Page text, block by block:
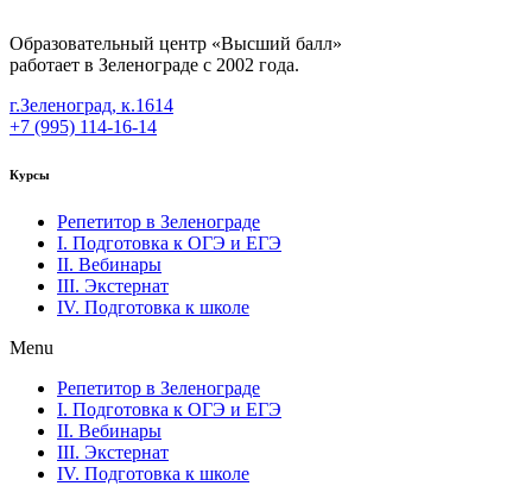
Образовательный центр «Высший балл»
работает в Зеленограде с 2002 года.
г.Зеленоград, к.1614
+7 (995) 114-16-14
Курсы
Репетитор в Зеленограде
I. Подготовка к ОГЭ и ЕГЭ
II. Вебинары
III. Экстернат
IV. Подготовка к школе
Menu
Репетитор в Зеленограде
I. Подготовка к ОГЭ и ЕГЭ
II. Вебинары
III. Экстернат
IV. Подготовка к школе